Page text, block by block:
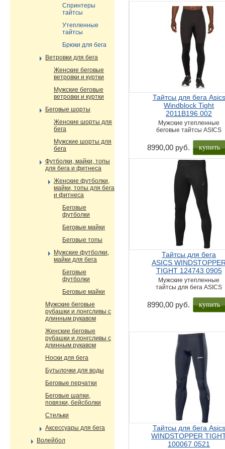
Тайтсы для бега Asics
Windblock Tight
2011B196 002
Мужские утепленные
беговые тайтсы ASICS
8990,00 руб. купить
Тайтсы для бега
ASICS
TIGHT 124743 0905
Мужские утепленные
тайтсы для бега ASICS
8990,00 руб. купить
Тайтсы для бега Asics
WINDSTOPPER
100067 0521
Спринтеры
тайтсы
Утепленные
тайтсы
Брюки для бега
Ветровки для бега
Женские беговые
ветровки и куртки
Мужские беговые
ветровки и куртки
Беговые шорты
Женские шорты для
бега
Мужские шорты для
бега
Футболки, майки, топы
для бега и фитнеса
Женские футболки,
майки, топы для бега
и фитнеса
Беговые
футболки
Беговые майки
Беговые топы
Мужские футболки,
майки для бега
Беговые
футболки
Беговые майки
Мужские беговые
рубашки и лонгсливы с
длинным рукавом
Женские беговые
рубашки и лонгсливы с
длинным рукавом
Носки для бега
Бутылочки для воды
Беговые перчатки
Беговые шапки,
повязки, бейсболки
Стельки
Аксессуары для бега
Волейбол